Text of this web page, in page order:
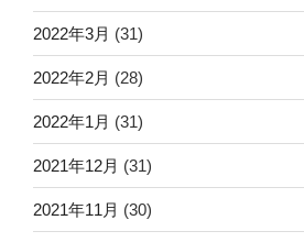
2022年3月 (31)
2022年2月 (28)
2022年1月 (31)
2021年12月 (31)
2021年11月 (30)